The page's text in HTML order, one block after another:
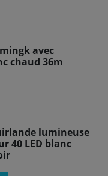
avec
chaud 36m
lumineuse
40 LED blanc